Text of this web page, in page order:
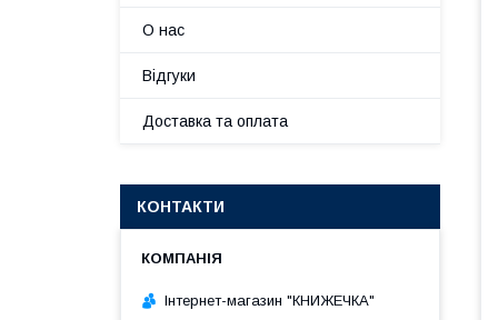
О нас
Відгуки
Доставка та оплата
КОНТАКТИ
Інтернет-магазин "КНИЖЕЧКА"